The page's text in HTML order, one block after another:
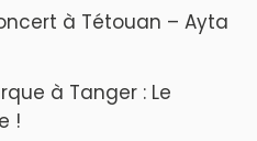
à Tétouan – Ayta
à Tanger : Le
!